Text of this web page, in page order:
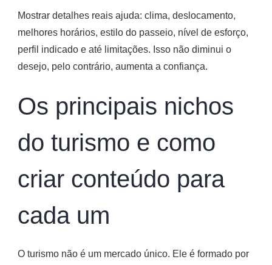
Mostrar detalhes reais ajuda: clima, deslocamento,
melhores horários, estilo do passeio, nível de esforço,
perfil indicado e até limitações. Isso não diminui o
desejo, pelo contrário, aumenta a confiança.
Os principais nichos
do turismo e como
criar conteúdo para
cada um
O turismo não é um mercado único. Ele é formado por